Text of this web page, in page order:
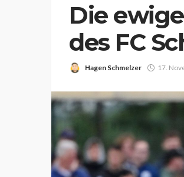
Die
des FC
Hagen Schmelzer 17.